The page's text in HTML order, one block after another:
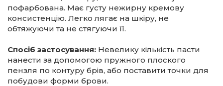
пофарбована. Має густу нежирну кремову
консистенцію. Легко лягає на шкіру, не
обтяжуючи та не стягуючи її.
Спосіб застосування: Невелику кількість пасти
нанести за допомогою пружного плоского
пензля по контуру брів, або поставити точки для
побудови форми брови.